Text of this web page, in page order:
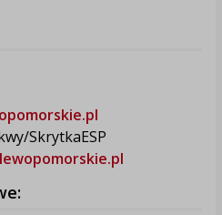
SkrytkaESP